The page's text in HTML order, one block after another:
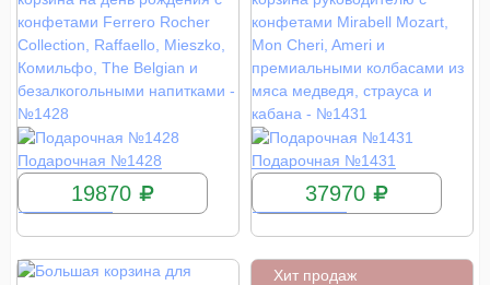
Подарочная №1428
КУПИТЬ
19870
Подарочная №1431
КУПИТЬ
37970
Хит продаж